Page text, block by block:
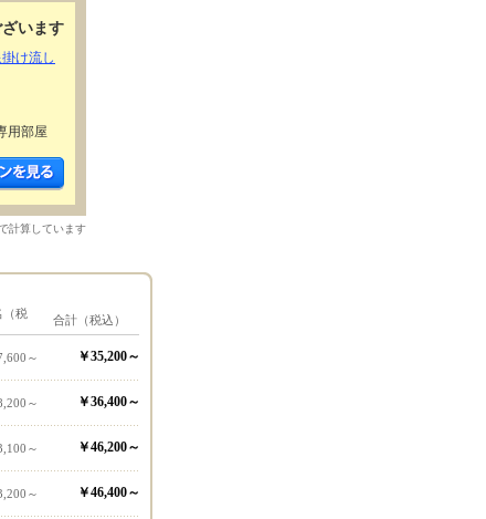
います
け流し
用部屋
計算しています
（税
合計（税込）
～ ￥35,200～
～ ￥36,400～
～ ￥46,200～
～ ￥46,400～